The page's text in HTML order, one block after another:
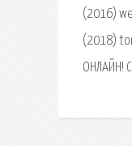
(2016)
(2018)
ОНЛАЙН!